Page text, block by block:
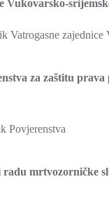
Vukovarsko-
Vatrogasne zajednice
za zaštitu
Povjerenstva
mrtvozorničke